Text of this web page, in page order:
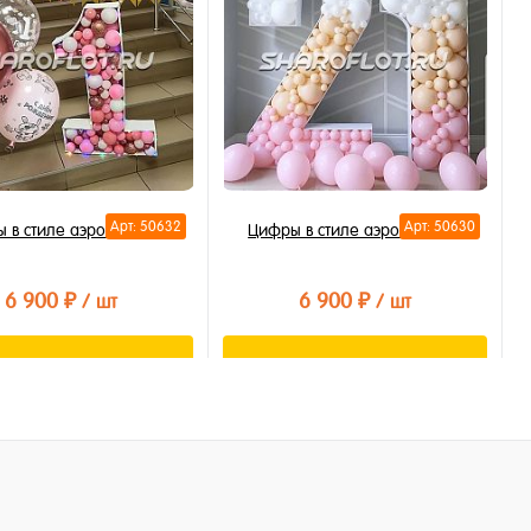
В избранное
В наличии
Арт: 50632
в стиле аэромозайки
6 900 ₽/ шт
Арт: 50630
Цифры в стиле аэромозайка
6 900 ₽/ шт